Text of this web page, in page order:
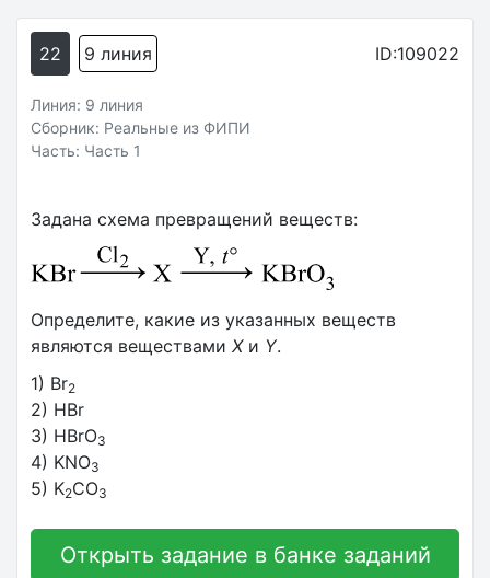
22 9 линия ID:109022
Линия: 9 линия
Сборник: Реальные из ФИПИ
Часть: Часть 1
Задана схема превращений веществ:
Определите, какие из указанных веществ
являются веществами Хи Y.
1) Br2
2) HBr
3) HBrO3
4) KNO3
5) K2CO3
Открыть задание в банке заданий